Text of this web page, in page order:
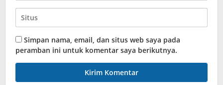
Simpan nama, email, dan situs web saya pada
peramban ini untuk komentar saya berikutnya.